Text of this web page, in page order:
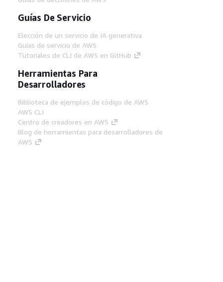
Guías De Servicio
Elección de un servicio de IA generativa
Guías de servicio de AWS
Tutoriales de CLI de AWS en GitHub
Herramientas Para
Desarrolladores
Biblioteca de ejemplos de código de AWS
AWS CLI
Centro de creadores en AWS
Blog de herramientas para desarrolladores de
AWS